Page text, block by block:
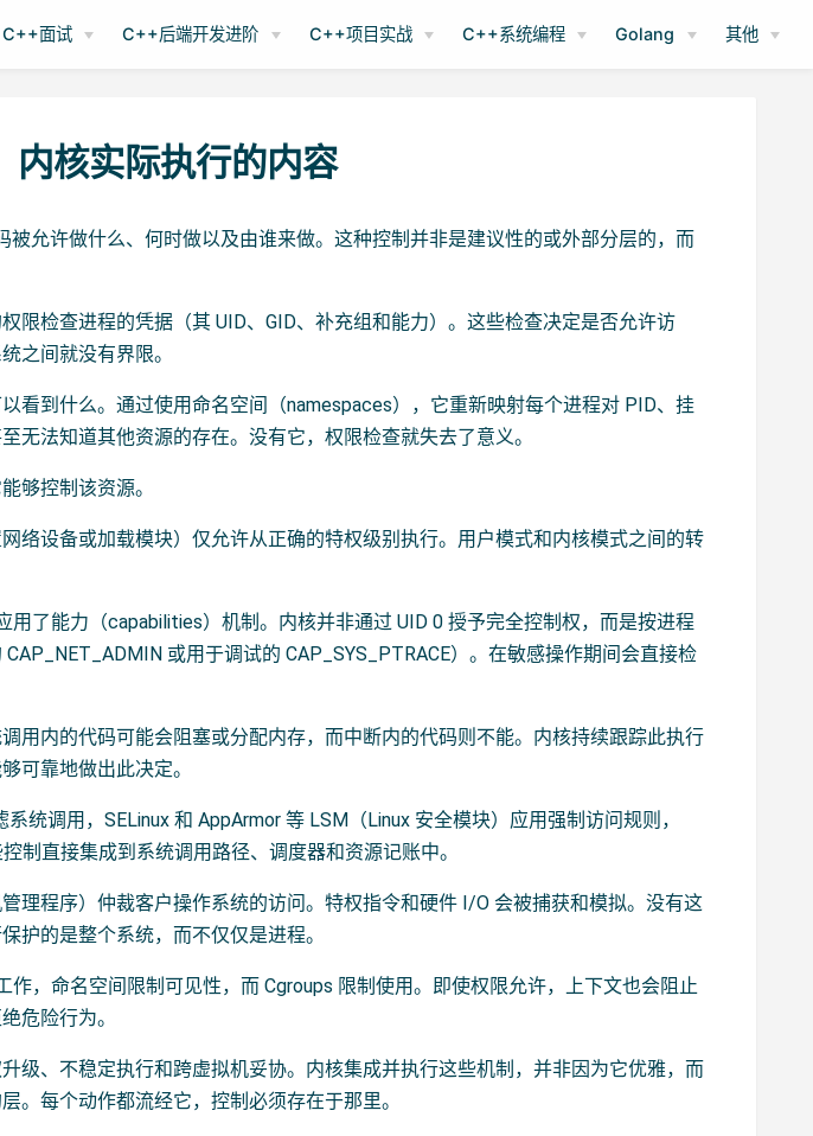
C++面试 C++后端开发进阶 C++项目实战 C++系统编程 Golang 其他
内核实际执行的内容
被允许做什么、何时做以及由谁来做。这种控制并非是建议性的或外部分层的，而
限检查进程的凭据（其 UID、GID、补充组和能力）。这些检查决定是否允许访
之间就没有界限。
看到什么。通过使用命名空间（namespaces），它重新映射每个进程对 PID、挂
无法知道其他资源的存在。没有它，权限检查就失去了意义。
够控制该资源。
络设备或加载模块）仅允许从正确的特权级别执行。用户模式和内核模式之间的转
用了能力（capabilities）机制。内核并非通过 UID 0 授予完全控制权，而是按进程
或用于调试的 CAP_SYS_PTRACE）。在敏感操作期间会直接检
用内的代码可能会阻塞或分配内存，而中断内的代码则不能。内核持续跟踪此执行
可靠地做出此决定。
统调用，SELinux 和 AppArmor 等 LSM（Linux 安全模块）应用强制访问规则，
制直接集成到系统调用路径、调度器和资源记账中。
理程序）仲裁客户操作系统的访问。特权指令和硬件 I/O 会被捕获和模拟。没有这
护的是整个系统，而不仅仅是进程。
，命名空间限制可见性，而 Cgroups 限制使用。即使权限允许，上下文也会阻止
危险行为。
级、不稳定执行和跨虚拟机妥协。内核集成并执行这些机制，并非因为它优雅，而
。每个动作都流经它，控制必须存在于那里。